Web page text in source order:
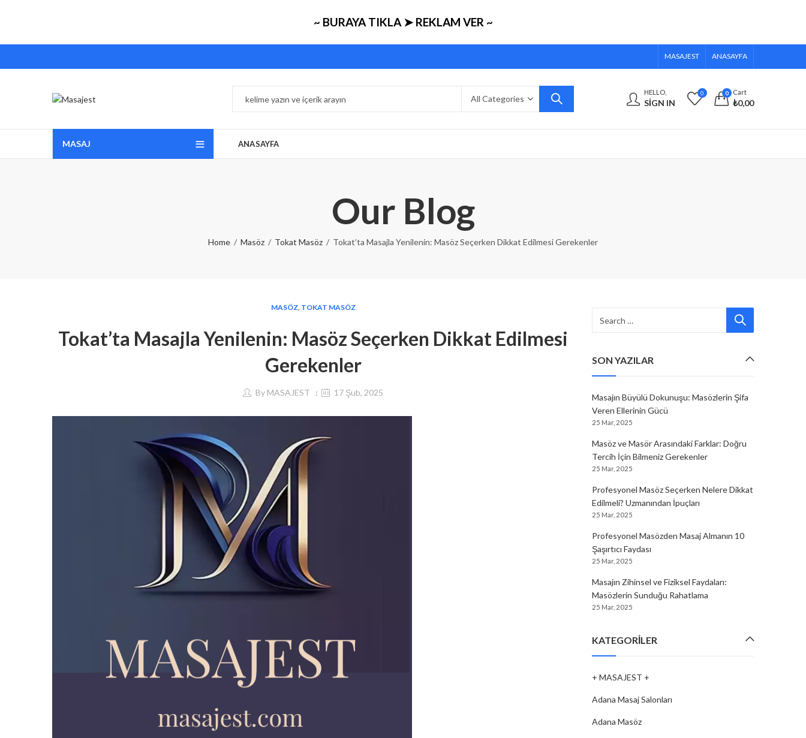
~ BURAYA TIKLA ➤ REKLAM VER ~
MASAJEST ANASAYFA
HELLO,
SIGN IN
0 0 Cart
₺0,00
MASAJ ANASAYFA
Our Blog
Home Masöz Tokat Masöz Tokat’ta Masajla Yenilenin: Masöz Seçerken Dikkat Edilmesi Gerekenler
MASÖZ, TOKAT MASÖZ
Tokat’ta Masajla Yenilenin: Masöz Seçerken Dikkat Edilmesi
Gerekenler
By MASAJEST 17 Şub, 2025
SON YAZILAR
Masajın Büyülü Dokunuşu: Masözlerin Şifa
Veren Ellerinin Gücü
25 Mar, 2025
Masöz ve Masör Arasındaki Farklar: Doğru
Tercih İçin Bilmeniz Gerekenler
25 Mar, 2025
Profesyonel Masöz Seçerken Nelere Dikkat
Edilmeli? Uzmanından İpuçları
25 Mar, 2025
Profesyonel Masözden Masaj Almanın 10
Şaşırtıcı Faydası
25 Mar, 2025
Masajın Zihinsel ve Fiziksel Faydaları:
Masözlerin Sunduğu Rahatlama
25 Mar, 2025
KATEGORILER
+ MASAJEST +
Adana Masaj Salonları
Adana Masöz